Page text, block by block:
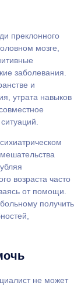
преклонного
мозге,
заболевания.
и
утрата навыков
возраста часто
от помощи.
получить
не может